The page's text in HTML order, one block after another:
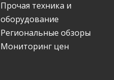
Прочая техника и
оборудование
Региональные обзоры
Мониторинг цен